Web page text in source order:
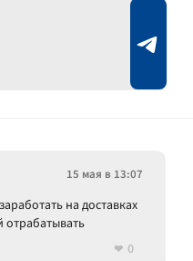
15 мая в 13:07
на доставках
отрабатывать
0